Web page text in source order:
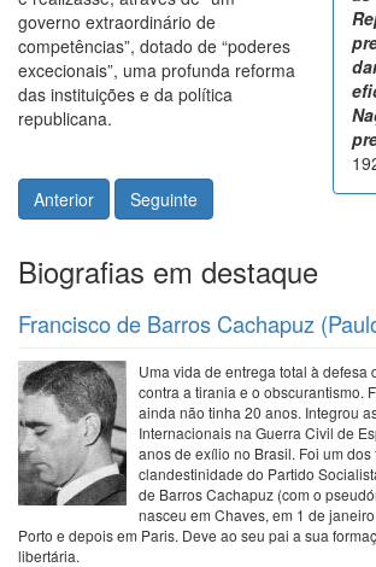
governo extraordinário de
competências”, dotado de “poderes
excecionais”, uma profunda reforma
das instituições e da política
republicana.
Anterior Seguinte
Biografias em destaque
Francisco de Barros Cachapuz
Uma vida de entrega total à defesa
contra a tirania e o obscurantismo.
ainda não tinha 20 anos. Integrou
Internacionais na Guerra Civil de
anos de exílio no Brasil. Foi um
clandestinidade do Partido
de Barros Cachapuz (com o
nasceu em Chaves, em 1 de
Porto e depois em Paris. Deve ao seu pai a sua
libertária.